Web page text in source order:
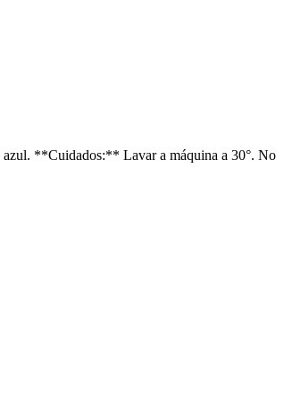
azul. **Cuidados:** Lavar a máquina a 30°. No